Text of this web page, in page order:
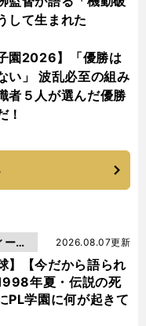
して生まれた
園2026】「優勝は
い」 波乱必至の組み
者５人が選んだ優勝
！
】【今だから語られ
年夏・伝説の死
PL学園に何が起きて
2026.08.07更新
ーバ